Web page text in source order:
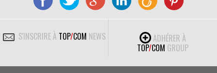
S'INSCRIRE À TOP/COM NEWS
ADHÉRER À
TOP/COM GROUP